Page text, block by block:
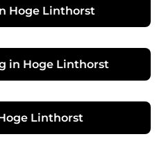
Hoge Linthorst
in Hoge Linthorst
Linthorst